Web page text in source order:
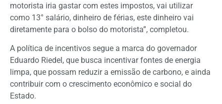
motorista iria gastar com estes impostos, vai utilizar
como 13° salário, dinheiro de férias, este dinheiro vai
diretamente para o bolso do motorista”, completou.
A política de incentivos segue a marca do governador
Eduardo Riedel, que busca incentivar fontes de energia
limpa, que possam reduzir a emissão de carbono, e ainda
contribuir com o crescimento econômico e social do
Estado.